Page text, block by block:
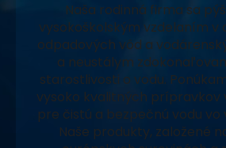
Naša rodinná firma sa
vysokoškolským vzdelaním v
odpadových vôd a
a neustálym
starostlivosti o vodu.
vysoko kvalitných prípravkov
pre čistú a bezpečnú vodu vo
Naše produkty, založené